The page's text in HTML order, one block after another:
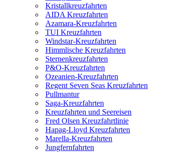
Kristallkreuzfahrten
AIDA Kreuzfahrten
Azamara-Kreuzfahrten
TUI Kreuzfahrten
Windstar-Kreuzfahrten
Himmlische Kreuzfahrten
Sternenkreuzfahrten
P&O-Kreuzfahrten
Ozeanien-Kreuzfahrten
Regent Seven Seas Kreuzfahrten
Pullmantur
Saga-Kreuzfahrten
Kreuzfahrten und Seereisen
Fred Olsen Kreuzfahrtlinie
Hapag-Lloyd Kreuzfahrten
Marella-Kreuzfahrten
Jungfernfahrten